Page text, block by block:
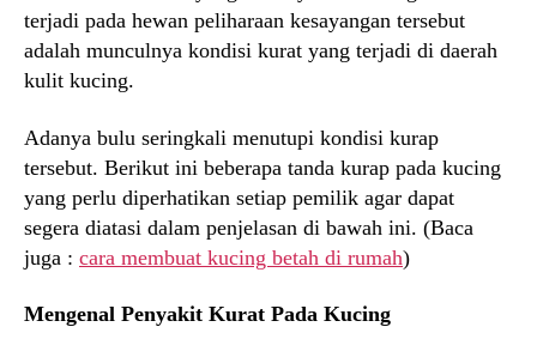
terjadi pada hewan peliharaan kesayangan tersebut
adalah munculnya kondisi kurat yang terjadi di daerah
kulit kucing.
Adanya bulu seringkali menutupi kondisi kurap
tersebut. Berikut ini beberapa tanda kurap pada kucing
yang perlu diperhatikan setiap pemilik agar dapat
segera diatasi dalam penjelasan di bawah ini. (Baca
juga : cara membuat kucing betah di rumah)
Mengenal Penyakit Kurat Pada Kucing